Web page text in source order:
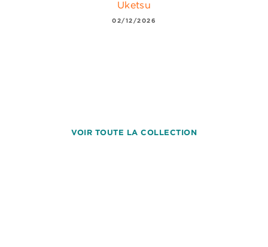
Uketsu
02/12/2026
VOIR TOUTE LA COLLECTION